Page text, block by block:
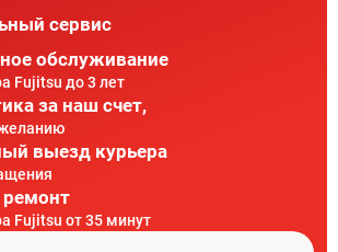
сервис
обслуживание
Fujitsu до 3 лет
за наш счет,
выезд курьера
Fujitsu от 35 минут